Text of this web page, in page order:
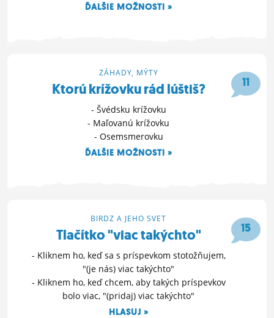
ĎALŠIE MOŽNOSTI »
11
ZÁHADY, MÝTY
Ktorú krížovku rád lúštiš?
- Švédsku krížovku
- Maľovanú krížovku
- Osemsmerovku
ĎALŠIE MOŽNOSTI »
15
BIRDZ A JEHO SVET
Tlačítko "viac takýchto"
- Kliknem ho, keď sa s príspevkom stotožňujem,
"(je nás) viac takýchto"
- Kliknem ho, keď chcem, aby takých príspevkov
bolo viac, "(pridaj) viac takýchto"
HLASUJ »